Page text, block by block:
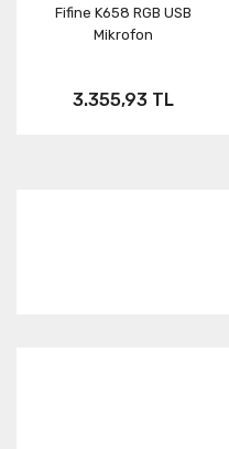
Fifine K658 RGB USB
Mikrofon
3.355,93 TL